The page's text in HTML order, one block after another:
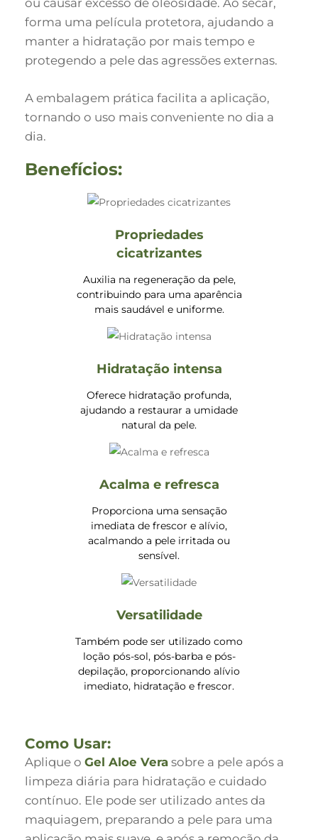
ou causar excesso de oleosidade. Ao secar,
forma uma película protetora, ajudando a
manter a hidratação por mais tempo e
protegendo a pele das agressões externas.
A embalagem prática facilita a aplicação,
tornando o uso mais conveniente no dia a
dia.
Benefícios:
Propriedades
cicatrizantes
Auxilia na regeneração da pele,
contribuindo para uma aparência
mais saudável e uniforme.
Hidratação intensa
Oferece hidratação profunda,
ajudando a restaurar a umidade
natural da pele.
Acalma e refresca
Proporciona uma sensação
imediata de frescor e alívio,
acalmando a pele irritada ou
sensível.
Versatilidade
Também pode ser utilizado como
loção pós-sol, pós-barba e pós-
depilação, proporcionando alívio
imediato, hidratação e frescor.
Como Usar:
Aplique o Gel Aloe Vera sobre a pele após a
limpeza diária para hidratação e cuidado
contínuo. Ele pode ser utilizado antes da
maquiagem, preparando a pele para uma